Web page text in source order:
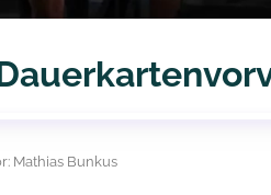
Mathias Bunkus